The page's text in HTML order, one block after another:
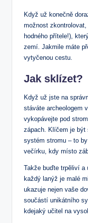
Když už konečně
možnost
hodného přítele!),
zemí. Jakmile máte
vytyčenou cestu.
Jak sklízet?
Když už jste na
stáváte archeologem
vykopávejte pod
zápach. Klíčem je být
systém stromu – to
večírku, kdy místo
Takže buďte trpěliví a
každý lanýž je malé
ukazuje nejen vaše
součástí unikátního
kdejaký učitel na